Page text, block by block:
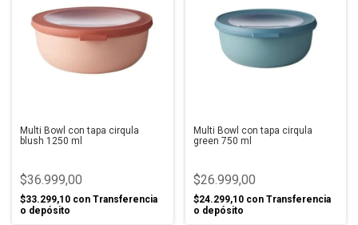
Multi Bowl con tapa cirqula
blush 1250 ml
$36.999,00
$33.299,10 con Transferencia
o depósito
Multi Bowl con tapa cirqula
green 750 ml
$26.999,00
$24.299,10 con Transferencia
o depósito